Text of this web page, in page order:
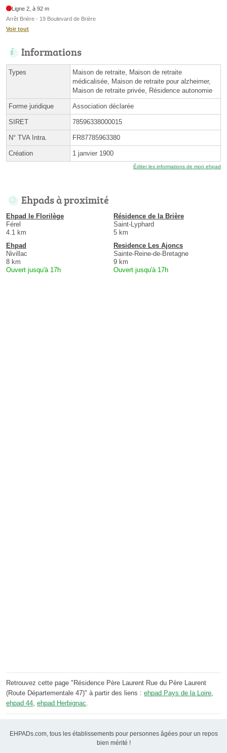
Ligne 2, à 92 m
Arrêt Brière - 19 Boulevard de Brière
Voir tout
Informations
Types
Maison de retraite, Maison de retraite
médicalisée, Maison de retraite pour alzheimer,
Maison de retraite privée, Résidence autonomie
Forme juridique Association déclarée
SIRET 78596338000015
N° TVA Intra. FR87785963380
Création 1 janvier 1900
Éditer les informations de mon ehpad
Ehpads à proximité
Ehpad le Florilège
Férel
4.1 km
Résidence de la Brière
Saint-Lyphard
5 km
Ehpad
Nivillac
8 km
Ouvert jusqu'à 17h
Residence Les Ajoncs
Sainte-Reine-de-Bretagne
9 km
Ouvert jusqu'à 17h
Retrouvez cette page "Résidence Père Laurent Rue du Père Laurent
(Route Départementale 47)" à partir des liens : ehpad Pays de la Loire
ehpad 44 ehpad Herbignac
EHPADs.com, tous les établissements pour personnes âgées pour un repos
bien mérité !